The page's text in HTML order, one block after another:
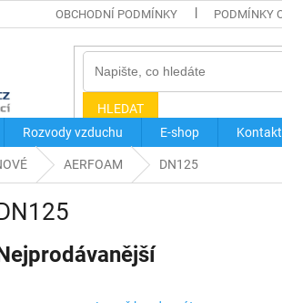
OBCHODNÍ PODMÍNKY PODMÍNKY
HLEDAT
Rozvody vzduchu E-shop Kontakt
AERFOAM DN125